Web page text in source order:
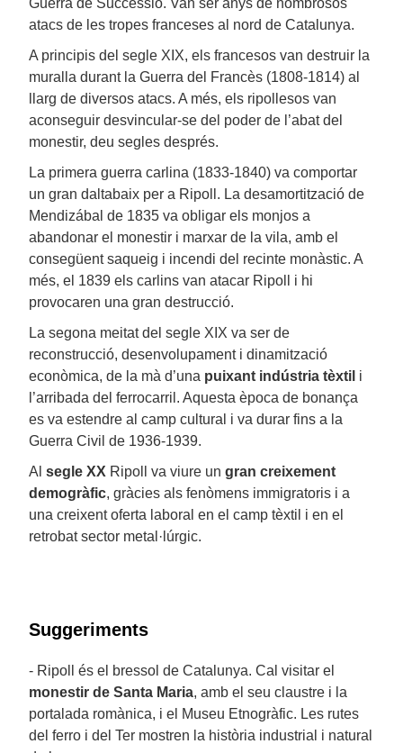
Guerra de Successió. Van ser anys de nombrosos
atacs de les tropes franceses al nord de Catalunya.
A principis del segle XIX, els francesos van destruir la
muralla durant la Guerra del Francès (1808-1814) al
llarg de diversos atacs. A més, els ripollesos van
aconseguir desvincular-se del poder de l’abat del
monestir, deu segles després.
La primera guerra carlina (1833-1840) va comportar
un gran daltabaix per a Ripoll. La desamortització de
Mendizábal de 1835 va obligar els monjos a
abandonar el monestir i marxar de la vila, amb el
consegüent saqueig i incendi del recinte monàstic. A
més, el 1839 els carlins van atacar Ripoll i hi
provocaren una gran destrucció.
La segona meitat del segle XIX va ser de
reconstrucció, desenvolupament i dinamització
econòmica, de la mà d’una puixant indústria tèxtil i
l’arribada del ferrocarril. Aquesta època de bonança
es va estendre al camp cultural i va durar fins a la
Guerra Civil de 1936-1939.
Al segle XX Ripoll va viure un gran creixement
demogràfic, gràcies als fenòmens immigratoris i a
una creixent oferta laboral en el camp tèxtil i en el
retrobat sector metal·lúrgic.
Suggeriments
- Ripoll és el bressol de Catalunya. Cal visitar el
monestir de Santa Maria, amb el seu claustre i la
portalada romànica, i el Museu Etnogràfic. Les rutes
del ferro i del Ter mostren la història industrial i natural